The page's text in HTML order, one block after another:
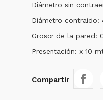
Diámetro sin
Diámetro contraido:
Grosor de la pared:
Presentación: x 10
Compartir